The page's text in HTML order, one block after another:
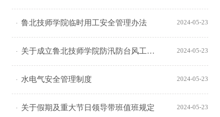
鲁北技师学院临时用工安全管理办法 2024-05-23
关于成立鲁北技师学院防汛防台风工作领导小组的通知 2024-05-23
水电气安全管理制度 2024-05-23
关于假期及重大节日领导带班值班规定 2024-05-23